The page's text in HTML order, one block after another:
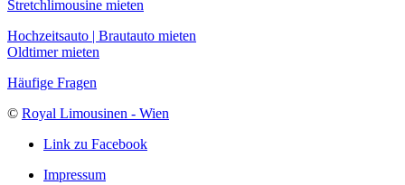
Stretchlimousine mieten
Hochzeitsauto | Brautauto mieten
Oldtimer mieten
Häufige Fragen
© Royal Limousinen - Wien
Link zu Facebook
Impressum